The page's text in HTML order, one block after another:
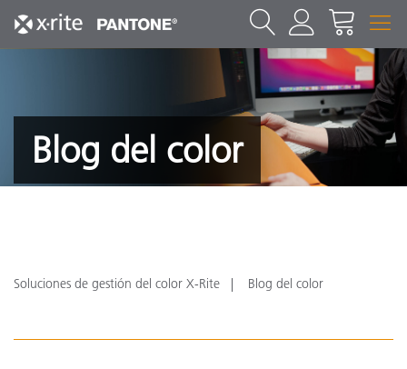
Blog del color
Soluciones de gestión del color X-Rite Blog del color